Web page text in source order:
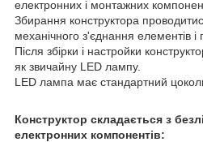
електронних і монтажних
Збирання конструктора
механічного з'єднання елементів і
Після збірки і настройки
як звичайну LED лампу.
LED лампа має стандартний
Конструктор складається з
електронних компонентів: